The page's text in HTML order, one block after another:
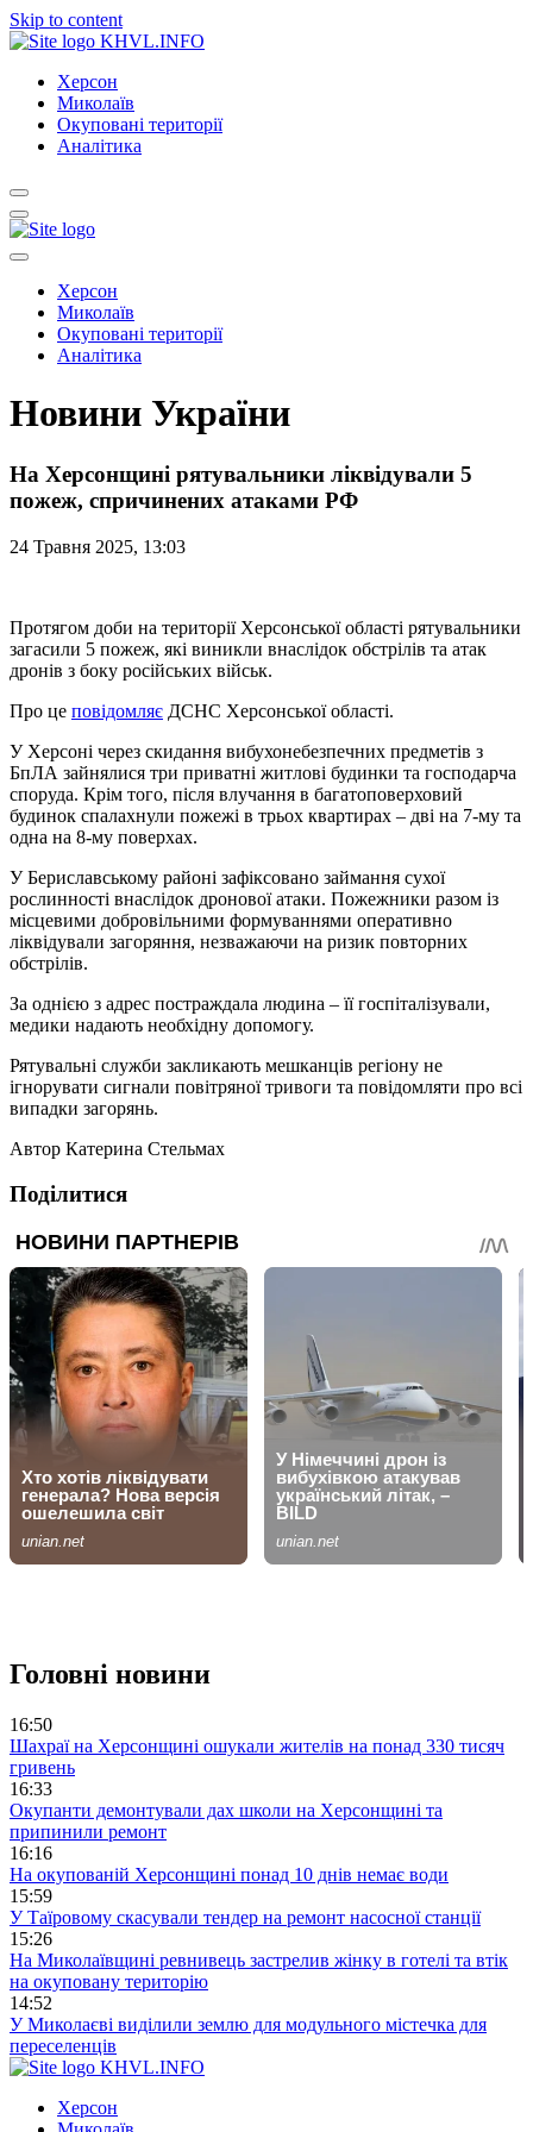
Skip to content
KHVL.INFO
Херсон
Миколаїв
Окуповані території
Аналітика
Херсон
Миколаїв
Окуповані території
Аналітика
Новини України
На Херсонщині рятувальники ліквідували 5
пожеж, спричинених атаками РФ
24 Травня 2025, 13:03
Протягом доби на території Херсонської області рятувальники
загасили 5 пожеж, які виникли внаслідок обстрілів та атак
дронів з боку російських військ.
Про це повідомляє ДСНС Херсонської області.
У Херсоні через скидання вибухонебезпечних предметів з
БпЛА зайнялися три приватні житлові будинки та господарча
споруда. Крім того, після влучання в багатоповерховий
будинок спалахнули пожежі в трьох квартирах – дві на 7-му та
одна на 8-му поверхах.
У Бериславському районі зафіксовано займання сухої
рослинності внаслідок дронової атаки. Пожежники разом із
місцевими добровільними формуваннями оперативно
ліквідували загоряння, незважаючи на ризик повторних
обстрілів.
За однією з адрес постраждала людина – її госпіталізували,
медики надають необхідну допомогу.
Рятувальні служби закликають мешканців регіону не
ігнорувати сигнали повітряної тривоги та повідомляти про всі
випадки загорянь.
Автор Катерина Стельмах
Поділитися
Головні новини
16:50
Шахраї на Херсонщині ошукали жителів на понад 330 тисяч
гривень
16:33
Окупанти демонтували дах школи на Херсонщині та
припинили ремонт
16:16
На окупованій Херсонщині понад 10 днів немає води
15:59
У Таїровому скасували тендер на ремонт насосної станції
15:26
На Миколаївщині ревнивець застрелив жінку в готелі та втік
на окуповану територію
14:52
У Миколаєві виділили землю для модульного містечка для
переселенців
KHVL.INFO
Херсон